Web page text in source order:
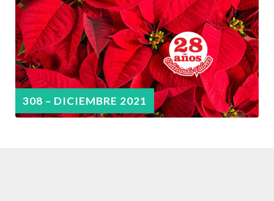
308 – DICIEMBRE 2021